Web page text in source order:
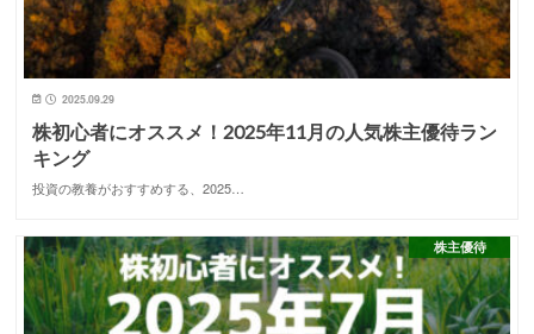
2025.09.29
株初心者にオススメ！2025年11月の人気株主優待ラン
キング
投資の教養がおすすめする、2025…
株主優待